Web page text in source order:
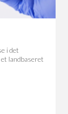
i det
landbaseret